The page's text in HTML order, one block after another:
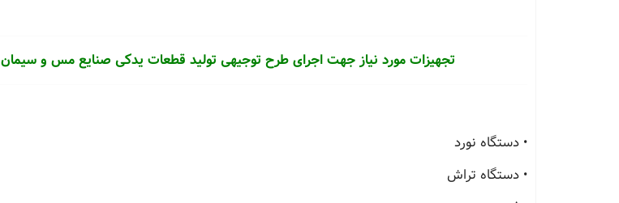
تجهیزات مورد نیاز جهت اجرای طرح توجیهی تولید قطعات یدکی صنایع مس و سیمان
• دستگاه نورد
• دستگاه تراش